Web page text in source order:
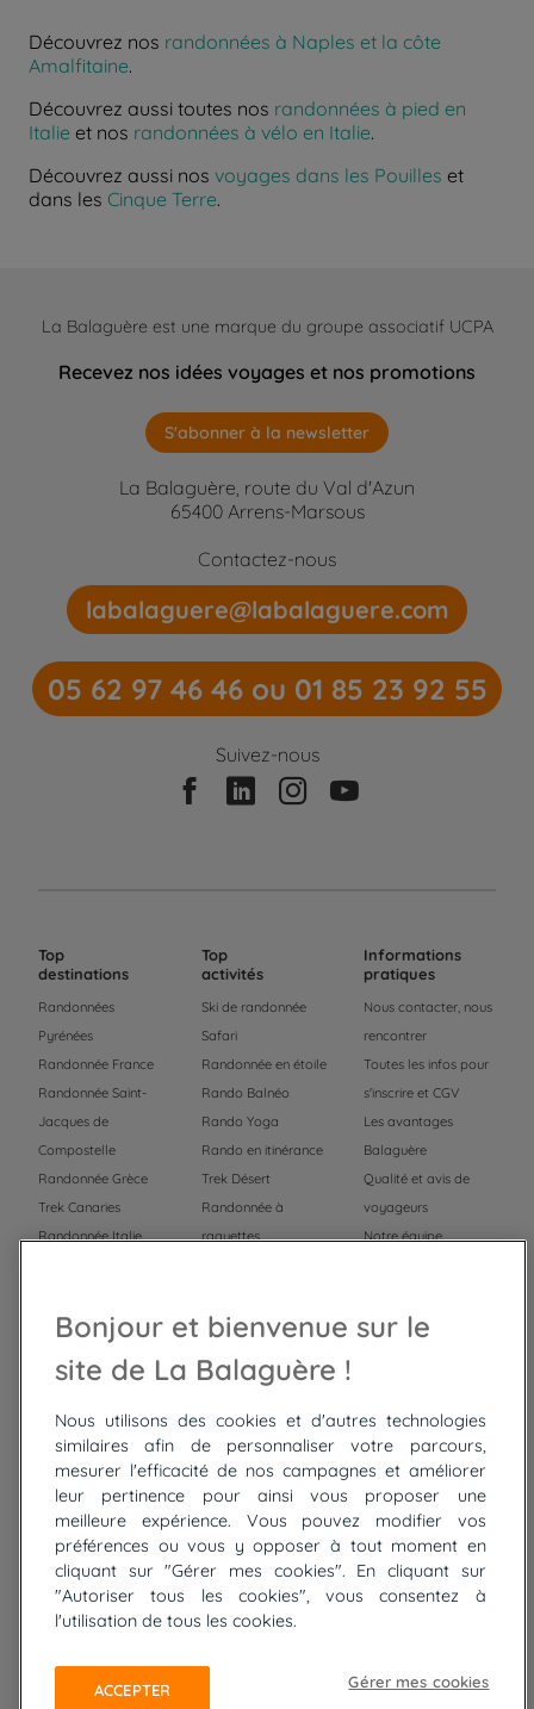
Découvrez nos randonnées à Naples et la côte
Amalfitaine.
Découvrez aussi toutes nos randonnées à pied en
Italie et nos randonnées à vélo en Italie.
Découvrez aussi nos voyages dans les Pouilles et
dans les Cinque Terre.
La Balaguère est une marque du groupe associatif UCPA
Recevez nos idées voyages et nos promotions
S'abonner à la newsletter
La Balaguère, route du Val d'Azun
65400 Arrens-Marsous
Contactez-nous
labalaguere@labalaguere.com
05 62 97 46 46 ou 01 85 23 92 55
Suivez-nous
Top
destinations
Randonnées
Pyrénées
Randonnée France
Randonnée Saint-
Jacques de
Compostelle
Randonnée Grèce
Trek Canaries
Randonnée Italie
Trek Mauritanie
Top
activités
Ski de randonnée
Safari
Randonnée en étoile
Rando Balnéo
Rando Yoga
Rando en itinérance
Trek Désert
Randonnée à
raquettes
Trek
Informations
pratiques
Nous contacter, nous
rencontrer
Toutes les infos pour
s'inscrire et CGV
Les avantages
Balaguère
Qualité et avis de
voyageurs
Notre équipe
Top
circuits
Tour du lac de Constance à vélo
Cyclades : Amorgos et Naxos
Randonnée aux Bardenas Reales
De Collioure à Cadaquès à pied
Découverte des trésors de Madère
Rando Réunion en douceur
Trek sur Tenerife
Bonjour et bienvenue sur le
site de La Balaguère !
Nous utilisons des cookies et d'autres technologies
similaires afin de personnaliser votre parcours,
mesurer l'efficacité de nos campagnes et améliorer
leur pertinence pour ainsi vous proposer une
meilleure expérience. Vous pouvez modifier vos
préférences ou vous y opposer à tout moment en
cliquant sur "Gérer mes cookies". En cliquant sur
"Autoriser tous les cookies", vous consentez à
l'utilisation de tous les cookies.
Gérer mes cookies
ACCEPTER